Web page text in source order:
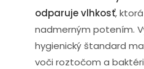
odparuje vlhkosť,
nadmerným potením.
hygienický štandard
voči roztočom a